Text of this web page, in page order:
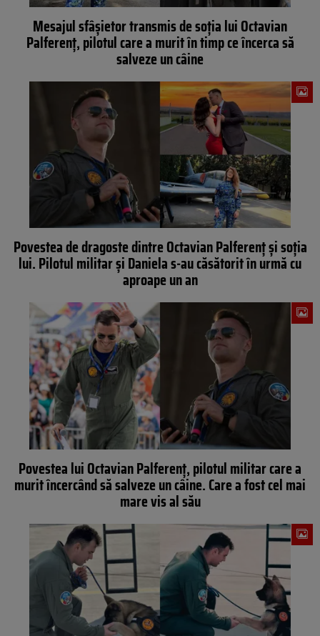
Mesajul sfâșietor transmis de soția lui Octavian
Palferenț, pilotul care a murit în timp ce încerca să
salveze un câine
Povestea de dragoste dintre Octavian Palferenț și soția
lui. Pilotul militar și Daniela s-au căsătorit în urmă cu
aproape un an
Povestea lui Octavian Palferenț, pilotul militar care a
murit încercând să salveze un câine. Care a fost cel mai
mare vis al său